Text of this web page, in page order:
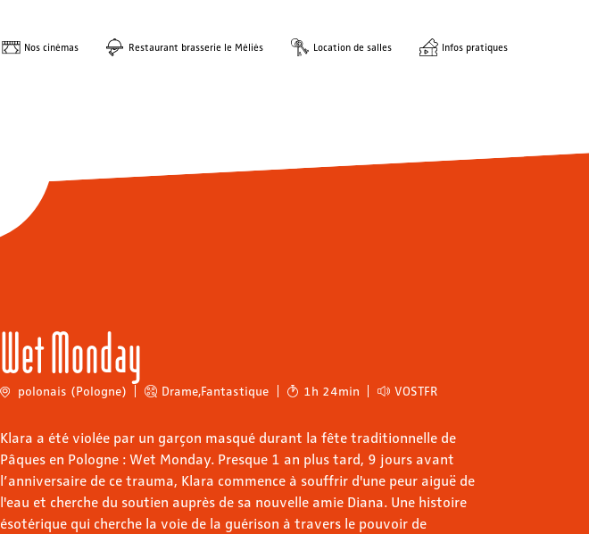
Nos cinémas Restaurant brasserie le Méliès Location de salles Infos pratiques
Wet Monday
polonais (Pologne) Drame,Fantastique 1h 24min VOSTFR
Klara a été violée par un garçon masqué durant la fête traditionnelle de
Pâques en Pologne : Wet Monday. Presque 1 an plus tard, 9 jours avant
l’anniversaire de ce trauma, Klara commence à souffrir d'une peur aiguë de
l'eau et cherche du soutien auprès de sa nouvelle amie Diana. Une histoire
ésotérique qui cherche la voie de la guérison à travers le pouvoir de